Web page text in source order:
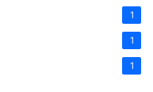
1
1
1